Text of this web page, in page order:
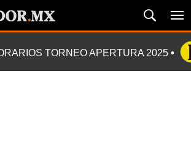
TORNEO APERTURA 2025